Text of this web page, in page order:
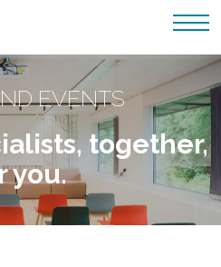
EVENTS
together,
you.